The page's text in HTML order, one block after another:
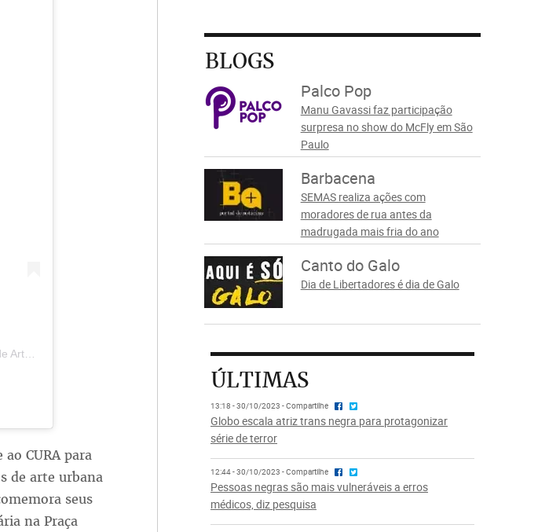
CURA para
de arte urbana
seus
na Praça
BLOGS
Palco Pop
Manu Gavassi faz participação
surpresa no show do McFly em São
Paulo
Barbacena
SEMAS realiza ações com
moradores de rua antes da
madrugada mais fria do ano
Canto do Galo
Dia de Libertadores é dia de Galo
ÚLTIMAS
13:18 - 30/10/2023 - Compartilhe
Globo escala atriz trans negra para protagonizar
série de terror
12:44 - 30/10/2023 - Compartilhe
Pessoas negras são mais vulneráveis a erros
médicos, diz pesquisa